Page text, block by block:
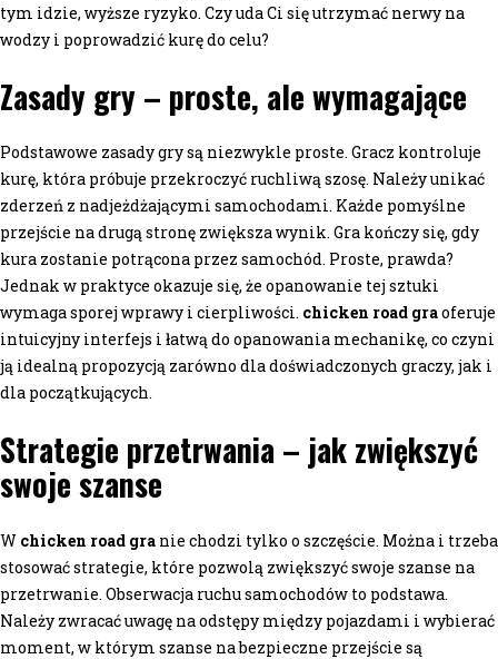
tym idzie, wyższe ryzyko. Czy uda Ci się utrzymać nerwy na
wodzy i poprowadzić kurę do celu?
Zasady gry – proste, ale wymagające
Podstawowe zasady gry są niezwykle proste. Gracz kontroluje
kurę, która próbuje przekroczyć ruchliwą szosę. Należy unikać
zderzeń z nadjeżdżającymi samochodami. Każde pomyślne
przejście na drugą stronę zwiększa wynik. Gra kończy się, gdy
kura zostanie potrącona przez samochód. Proste, prawda?
Jednak w praktyce okazuje się, że opanowanie tej sztuki
wymaga sporej wprawy i cierpliwości. chicken road graoferuje
intuicyjny interfejs i łatwą do opanowania mechanikę, co czyni
ją idealną propozycją zarówno dla doświadczonych graczy, jak i
dla początkujących.
Strategie przetrwania – jak zwiększyć
swoje szanse
W chicken road gra nie chodzi tylko o szczęście. Można i trzeba
stosować strategie, które pozwolą zwiększyć swoje szanse na
przetrwanie. Obserwacja ruchu samochodów to podstawa.
Należy zwracać uwagę na odstępy między pojazdami i wybierać
moment, w którym szanse na bezpieczne przejście są